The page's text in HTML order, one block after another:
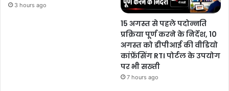
3 hours ago
15 अगस्त से पहले पदोन्नति
प्रक्रिया पूर्ण करने के निर्देश, 10
अगस्त को डीपीआई की वीडियो
कांफ्रेंसिंग RTI पोर्टल के उपयोग
पर भी सख्ती
7 hours ago